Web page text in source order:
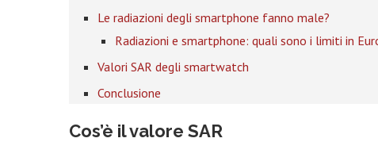
Le radiazioni degli smartphone fanno male?
Radiazioni e smartphone: quali sono i limiti in
Valori SAR degli smartwatch
Conclusione
Cos’è il valore SAR